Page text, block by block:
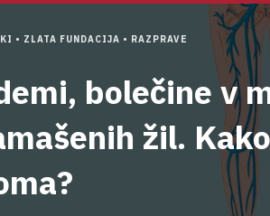
• ZLATA FUNDACIJA • RAZPRAVE
bolečine v
žil.